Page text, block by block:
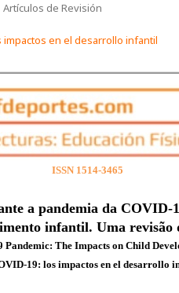
Artículos de Revisión
impactos en el desarrollo infantil